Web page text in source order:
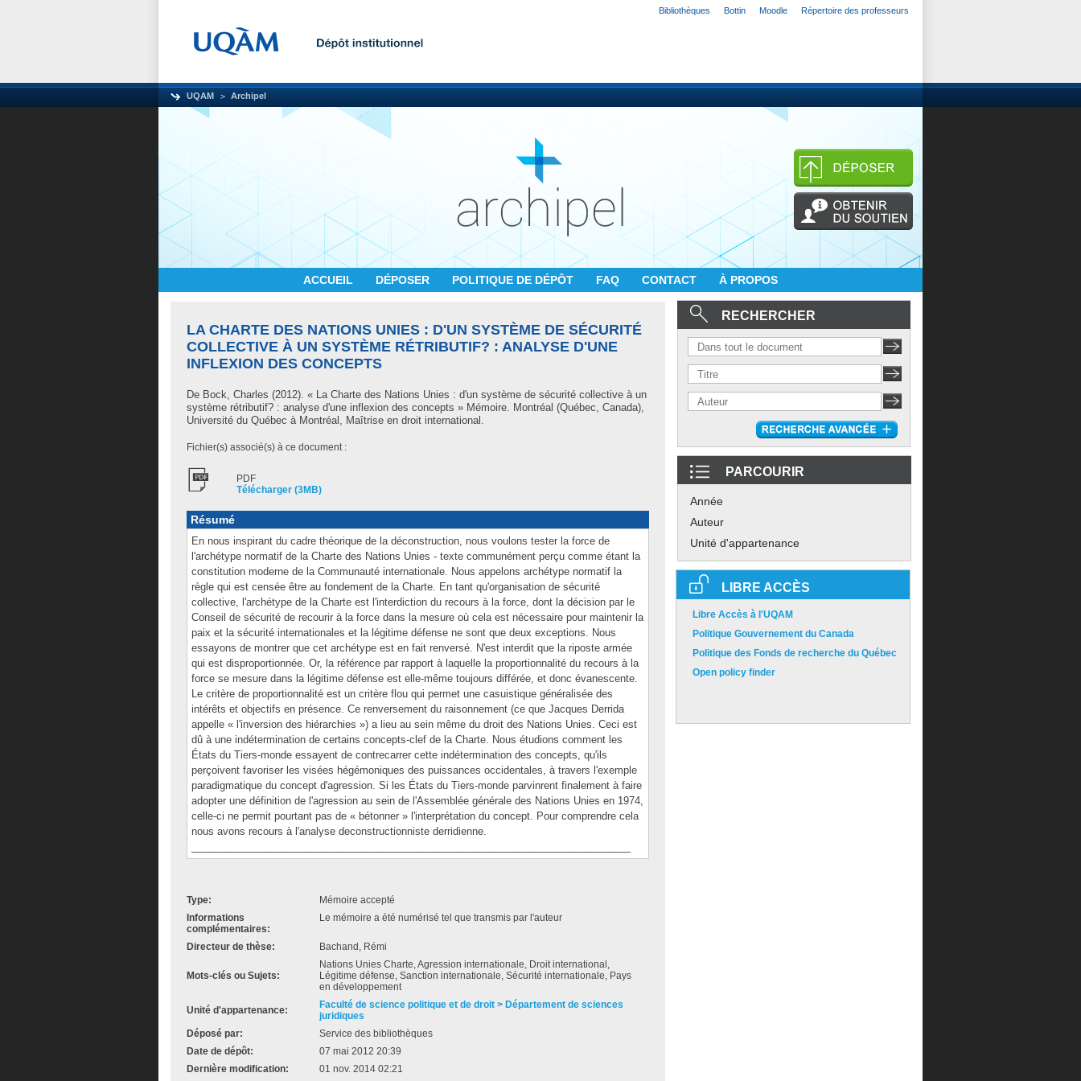
Bibliothèques Bottin Moodle Répertoire des professeurs
UQAM Archipel
ACCUEIL DÉPOSER POLITIQUE DE DÉPÔT FAQ CONTACT À PROPOS
LA CHARTE DES NATIONS UNIES : D'UN SYSTÈME DE SÉCURITÉ
COLLECTIVE À UN SYSTÈME RÉTRIBUTIF? : ANALYSE D'UNE
INFLEXION DES CONCEPTS
De Bock, Charles (2012). « La Charte des Nations Unies : d'un système de sécurité collective à un
système rétributif? : analyse d'une inflexion des concepts » Mémoire. Montréal (Québec, Canada),
Université du Québec à Montréal, Maîtrise en droit international.
Fichier(s) associé(s) à ce document :
PDF
Télécharger (3MB)
Résumé
En nous inspirant du cadre théorique de la déconstruction, nous voulons tester la force de
l'archétype normatif de la Charte des Nations Unies - texte communément perçu comme étant la
constitution moderne de la Communauté internationale. Nous appelons archétype normatif la
règle qui est censée être au fondement de la Charte. En tant qu'organisation de sécurité
collective, l'archétype de la Charte est l'interdiction du recours à la force, dont la décision par le
Conseil de sécurité de recourir à la force dans la mesure où cela est nécessaire pour maintenir la
paix et la sécurité internationales et la légitime défense ne sont que deux exceptions. Nous
essayons de montrer que cet archétype est en fait renversé. N'est interdit que la riposte armée
qui est disproportionnée. Or, la référence par rapport à laquelle la proportionnalité du recours à la
force se mesure dans la légitime défense est elle-même toujours différée, et donc évanescente.
Le critère de proportionnalité est un critère flou qui permet une casuistique généralisée des
intérêts et objectifs en présence. Ce renversement du raisonnement (ce que Jacques Derrida
appelle « l'inversion des hiérarchies ») a lieu au sein même du droit des Nations Unies. Ceci est
dû à une indétermination de certains concepts-clef de la Charte. Nous étudions comment les
États du Tiers-monde essayent de contrecarrer cette indétermination des concepts, qu'ils
perçoivent favoriser les visées hégémoniques des puissances occidentales, à travers l'exemple
paradigmatique du concept d'agression. Si les États du Tiers-monde parvinrent finalement à faire
adopter une définition de l'agression au sein de l'Assemblée générale des Nations Unies en 1974,
celle-ci ne permit pourtant pas de « bétonner » l'interprétation du concept. Pour comprendre cela
nous avons recours à l'analyse deconstructionniste derridienne.
Type:
Mémoire accepté
Informations
complémentaires:
Le mémoire a été numérisé tel que transmis par l'auteur
Directeur de thèse: Bachand, Rémi
Mots-clés ou Sujets:
Nations Unies Charte, Agression internationale, Droit international,
Légitime défense, Sanction internationale, Sécurité internationale, Pays
en développement
Unité d'appartenance:
Faculté de science politique et de droit > Département de sciences
juridiques
Déposé par:
Service des bibliothèques
Date de dépôt:
07 mai 2012 20:39
Dernière modification:
01 nov. 2014 02:21
RECHERCHER
PARCOURIR
Année
Auteur
Unité d'appartenance
LIBRE ACCÈS
Libre Accès à l'UQAM
Politique Gouvernement du Canada
Politique des Fonds de recherche du Québec
Open policy finder